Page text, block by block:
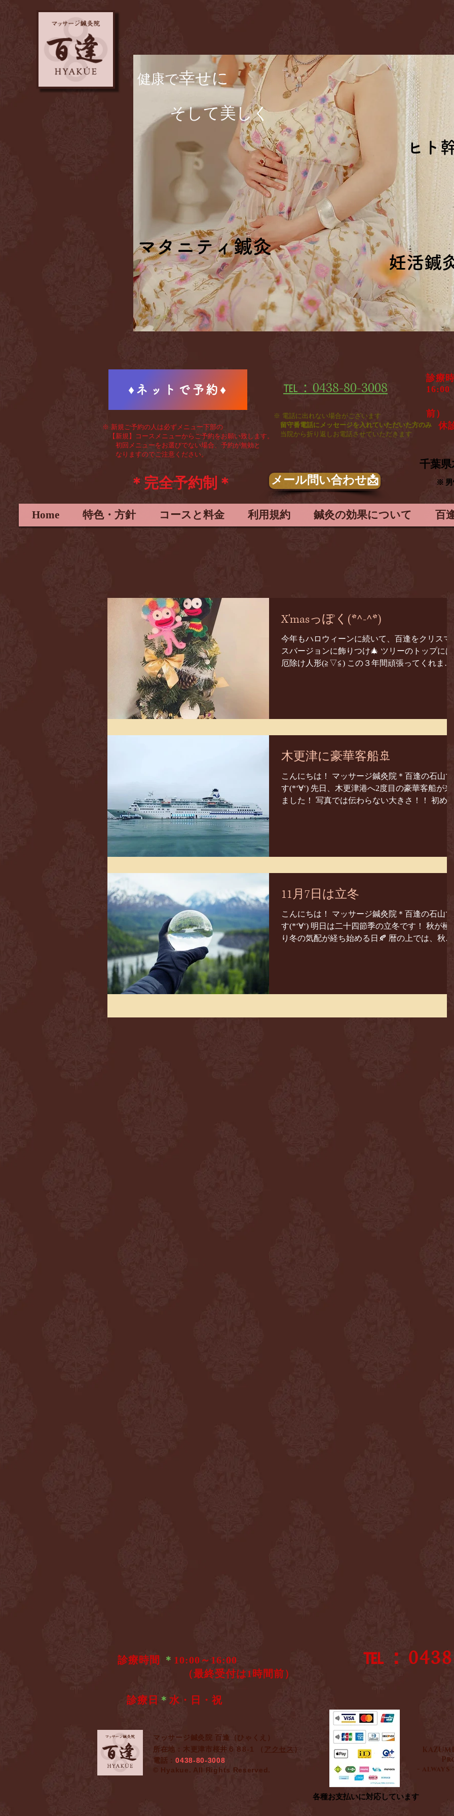
妊活鍼
妊活鍼
マタニティ鍼灸
マタニティ鍼灸
​健康で幸せに
​ そして美しく
ヒト
ヒト
♦ネットで予約♦ ℡：0438-80-3008
千葉
※ 電話に出れない場合がございます
留守番電話にメッセージを入れていただいた方のみ
当院から折り返しお電話させていただきます
診療
前）
休
※ 新規ご予約の人は必ずメニュー下部の
【新規】コースメニューからご予約をお願い致します。
初回メニューをお選びでない場合、予約が無効と
なりますのでご注意ください。
※ 男
メール問い合わせ📩
＊完全予約制＊
Home 特色・方針 コースと料金 利用規約 鍼灸の効果について 百
X'masっぽく(*^-^*)
今年もハロウィーンに続いて、百逢をクリスマ
スバージョンに飾りつけ🎄 ツリーのトップには
厄除け人形(≧▽≦) この３年間頑張ってくれまし
木更津に豪華客船🚢
こんにちは！ マッサージ鍼灸院＊百逢の石山で
す(*‘∀‘) 先日、木更津港へ2度目の豪華客船が来
ました！ 写真では伝わらない大きさ！！ 初め
11月7日は立冬
こんにちは！ マッサージ鍼灸院＊百逢の石山で
す(*‘∀‘) 明日は二十四節季の立冬です！ 秋が極
り冬の気配が経ち始める日🍂 暦の上では、秋分
診療時間 ＊ 10:00～16:00
​ （最終受付は1時間前）
診療日 ＊ 水・日・祝
℡：
マッサージ鍼灸院 百逢（ひゃくえ）
所在地：木更津市桜井６８8-1
（ アクセス ）
電話：0438-80-3008
© Hyakue. All Rights Reserved.
-
各種お支払いに対応しています